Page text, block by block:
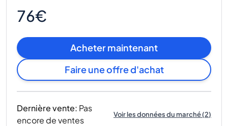
76€
Acheter maintenant
Faire une offre d'achat
Dernière vente: Pas
encore de ventes
Voir les données du marché(2)